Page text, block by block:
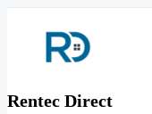
Rentec Direct